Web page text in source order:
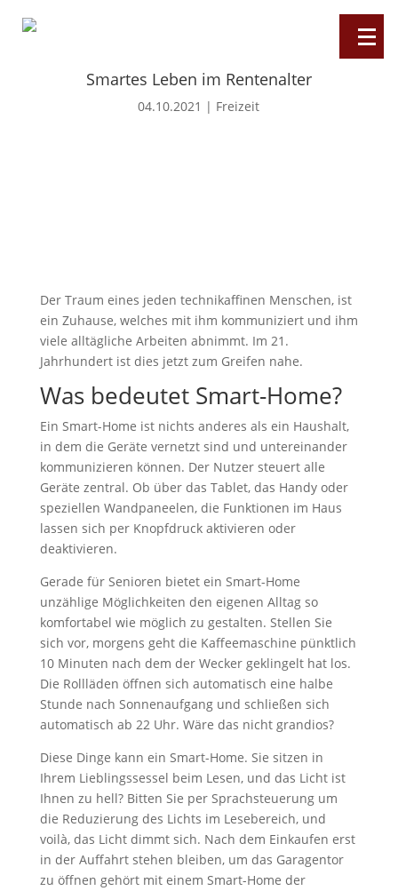
freshseniors.deSmartes Leben im Rentenalter
04.10.2021 | Freizeit
Der Traum eines jeden technikaffinen Menschen, ist
ein Zuhause, welches mit ihm kommuniziert und ihm
viele alltägliche Arbeiten abnimmt. Im 21.
Jahrhundert ist dies jetzt zum Greifen nahe.
Was bedeutet Smart-Home?
Ein Smart-Home ist nichts anderes als ein Haushalt,
in dem die Geräte vernetzt sind und untereinander
kommunizieren können. Der Nutzer steuert alle
Geräte zentral. Ob über das Tablet, das Handy oder
speziellen Wandpaneelen, die Funktionen im Haus
lassen sich per Knopfdruck aktivieren oder
deaktivieren.
Gerade für Senioren bietet ein Smart-Home
unzählige Möglichkeiten den eigenen Alltag so
komfortabel wie möglich zu gestalten. Stellen Sie
sich vor, morgens geht die Kaffeemaschine pünktlich
10 Minuten nach dem der Wecker geklingelt hat los.
Die Rollläden öffnen sich automatisch eine halbe
Stunde nach Sonnenaufgang und schließen sich
automatisch ab 22 Uhr. Wäre das nicht grandios?
Diese Dinge kann ein Smart-Home. Sie sitzen in
Ihrem Lieblingssessel beim Lesen, und das Licht ist
Ihnen zu hell? Bitten Sie per Sprachsteuerung um
die Reduzierung des Lichts im Lesebereich, und
voilà, das Licht dimmt sich. Nach dem Einkaufen erst
in der Auffahrt stehen bleiben, um das Garagentor
zu öffnen gehört mit einem Smart-Home der